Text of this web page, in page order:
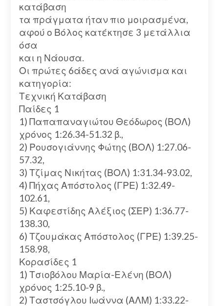
κατάβαση
τα πράγματα ήταν πιο μοιρασμένα,
αφού ο Βόλος κατέκτησε 3 μετάλλια
όσα
και η Νάουσα.
Οι πρώτες 6άδες ανά αγώνισμα και
κατηγορία:
Τεχνική Κατάβαση
Παίδες 1
1) Παπαπαναγιώτου Θεόδωρος (ΒΟΛ)
χρόνος 1:26.34-51.32 β.,
2) Ρουσογιάννης Φώτης (ΒΟΛ) 1:27.06-
57.32,
3) Τζίμας Νικήτας (ΒΟΛ) 1:31.34-93.02,
4) Πήχας Απόστολος (ΓΡΕ) 1:32.49-
102.61,
5) Καφεστίδης Αλέξιος (ΣΕΡ) 1:36.77-
138.30,
6) Τζουμάκας Απόστολος (ΓΡΕ) 1:39.25-
158.98,
Κορασίδες 1
1) Τσιοβόλου Μαρία-Ελένη (ΒΟΛ)
χρόνος 1:25.10-9 β.,
2) Ταστσόγλου Ιωάννα (ΑΛΜ) 1:33.22-